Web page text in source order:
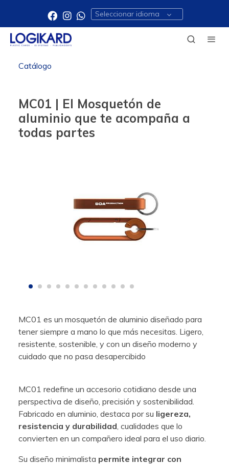
Seleccionar idioma
Catálogo
MC01 | El Mosquetón de
aluminio que te acompaña a
todas partes
MC01 es un mosquetón de aluminio diseñado para
tener siempre a mano lo que más necesitas. Ligero,
resistente, sostenible, y con un diseño moderno y
cuidado que no pasa desapercibido
MC01 redefine un accesorio cotidiano desde una
perspectiva de diseño, precisión y sostenibilidad.
Fabricado en aluminio, destaca por su ligereza,
resistencia y durabilidad , cualidades que lo
convierten en un compañero ideal para el uso diario.
Su diseño minimalista permite integrar con